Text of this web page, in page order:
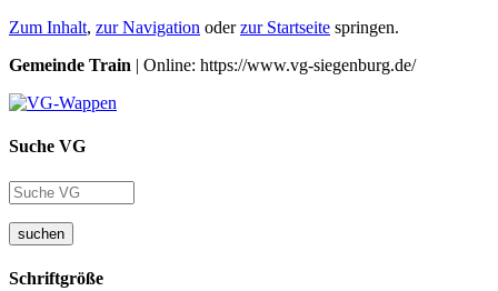
Zum Inhalt, zur Navigation oderzur Startseite springen.
Gemeinde Train | Online: https://www.vg-siegenburg.de/
Suche VG
suchen
Schriftgröße